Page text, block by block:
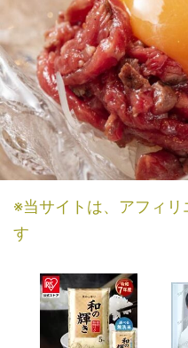
※当サイトは、アフィ
す